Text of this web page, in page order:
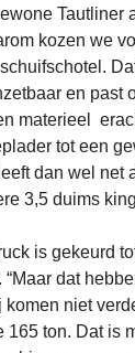
Tautliner
kozen we
en past
materieel
tot een
dan wel net
3,5 duims
is gekeurd
dat
komen niet
165 ton. Dat is